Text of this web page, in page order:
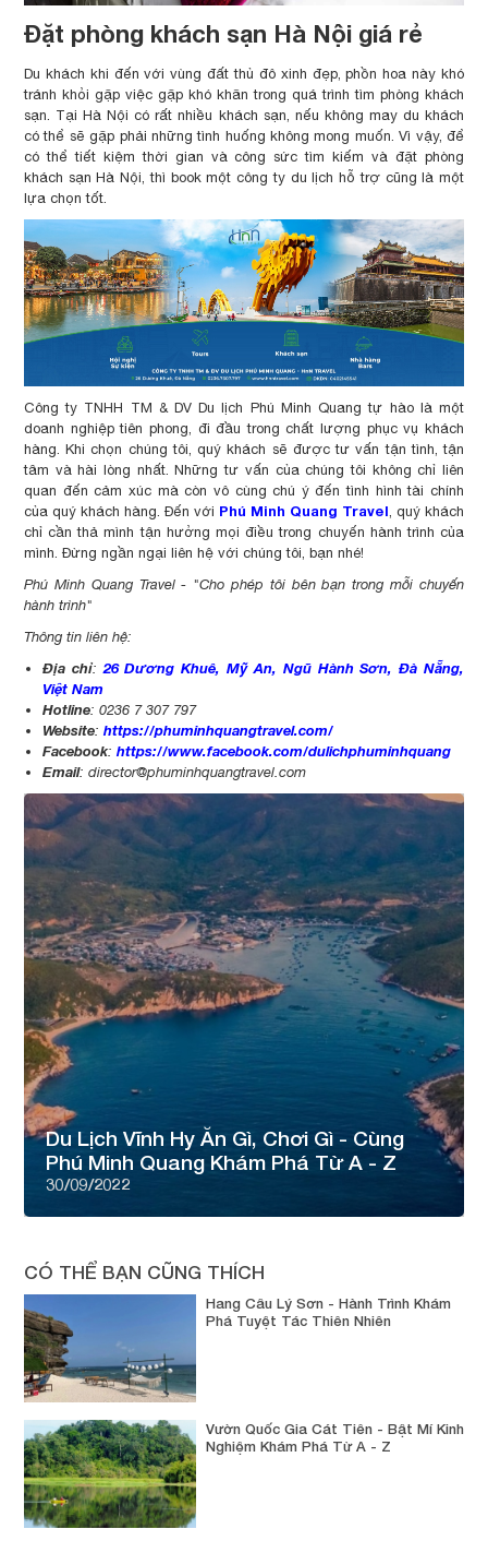
Đặt phòng khách sạn Hà Nội giá rẻ
Du khách khi đến với vùng đất thủ đô xinh đẹp, phồn hoa này khó
tránh khỏi gặp việc gặp khó khăn trong quá trình tìm phòng khách
sạn. Tại Hà Nội có rất nhiều khách sạn, nếu không may du khách
có thể sẽ gặp phải những tình huống không mong muốn. Vì vậy, để
có thể tiết kiệm thời gian và công sức tìm kiếm và đặt phòng
khách sạn Hà Nội, thì book một công ty du lịch hỗ trợ cũng là một
lựa chọn tốt.
Công ty TNHH TM & DV Du lịch Phú Minh Quang tự hào là một
doanh nghiệp tiên phong, đi đầu trong chất lượng phục vụ khách
hàng. Khi chọn chúng tôi, quý khách sẽ được tư vấn tận tình, tận
tâm và hài lòng nhất. Những tư vấn của chúng tôi không chỉ liên
quan đến cảm xúc mà còn vô cùng chú ý đến tình hình tài chính
của quý khách hàng. Đến với Phú Minh Quang Travel, quý khách
chỉ cần thả mình tận hưởng mọi điều trong chuyến hành trình của
mình. Đừng ngần ngại liên hệ với chúng tôi, bạn nhé!
Phú Minh Quang Travel - "Cho phép tôi bên bạn trong mỗi chuyến
hành trình"
Thông tin liên hệ:
Địa chỉ:26 Dương Khuê, Mỹ An, Ngũ Hành Sơn, Đà Nẵng,
Việt Nam
Hotline: 0236 7 307 797
Website: https://phuminhquangtravel.com/
Facebook: https://www.facebook.com/dulichphuminhquang
Email: director@phuminhquangtravel.com
Du Lịch Vĩnh Hy Ăn Gì, Chơi Gì - Cùng
Phú Minh Quang Khám Phá Từ A - Z
30/09/2022
CÓ THỂ BẠN CŨNG THÍCH
Hang Câu Lý Sơn - Hành Trình Khám
Phá Tuyệt Tác Thiên Nhiên
Vườn Quốc Gia Cát Tiên - Bật Mí Kinh
Nghiệm Khám Phá Từ A - Z